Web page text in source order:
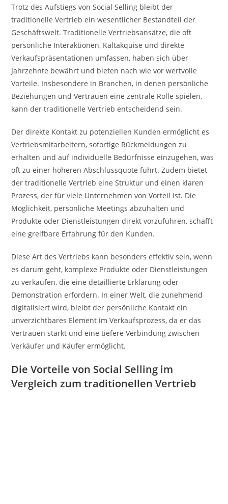
Trotz des Aufstiegs von Social Selling bleibt der
traditionelle Vertrieb ein wesentlicher Bestandteil der
Geschäftswelt. Traditionelle Vertriebsansätze, die oft
persönliche Interaktionen, Kaltakquise und direkte
Verkaufspräsentationen umfassen, haben sich über
Jahrzehnte bewährt und bieten nach wie vor wertvolle
Vorteile. Insbesondere in Branchen, in denen persönliche
Beziehungen und Vertrauen eine zentrale Rolle spielen,
kann der traditionelle Vertrieb entscheidend sein.
Der direkte Kontakt zu potenziellen Kunden ermöglicht es
Vertriebsmitarbeitern, sofortige Rückmeldungen zu
erhalten und auf individuelle Bedürfnisse einzugehen, was
oft zu einer höheren Abschlussquote führt. Zudem bietet
der traditionelle Vertrieb eine Struktur und einen klaren
Prozess, der für viele Unternehmen von Vorteil ist. Die
Möglichkeit, persönliche Meetings abzuhalten und
Produkte oder Dienstleistungen direkt vorzuführen, schafft
eine greifbare Erfahrung für den Kunden.
Diese Art des Vertriebs kann besonders effektiv sein, wenn
es darum geht, komplexe Produkte oder Dienstleistungen
zu verkaufen, die eine detaillierte Erklärung oder
Demonstration erfordern. In einer Welt, die zunehmend
digitalisiert wird, bleibt der persönliche Kontakt ein
unverzichtbares Element im Verkaufsprozess, da er das
Vertrauen stärkt und eine tiefere Verbindung zwischen
Verkäufer und Käufer ermöglicht.
Die Vorteile von Social Selling im
Vergleich zum traditionellen Vertrieb